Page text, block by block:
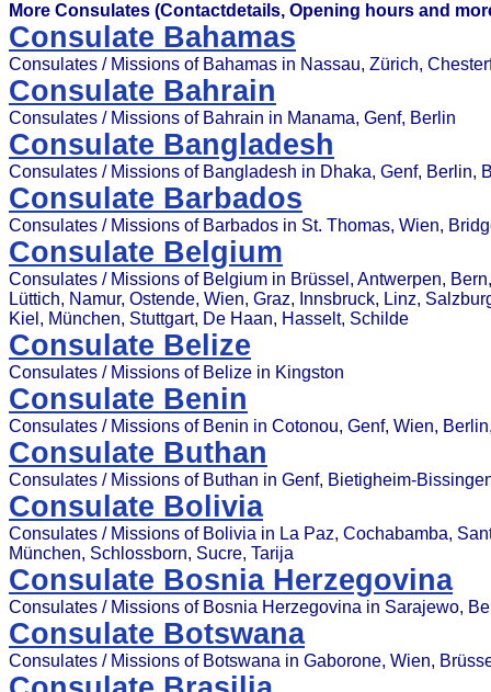
More Consulates (Contactdetails, Opening hours and
Consulate Bahamas
Consulates / Missions of Bahamas in Nassau, Zürich,
Consulate Bahrain
Consulates / Missions of Bahrain in Manama, Genf, Berlin
Consulate Bangladesh
Consulates / Missions of Bangladesh in Dhaka, Genf, Berlin,
Consulate Barbados
Consulates / Missions of Barbados in St. Thomas, Wien,
Consulate Belgium
Consulates / Missions of Belgium in Brüssel, Antwerpen,
Lüttich, Namur, Ostende, Wien, Graz, Innsbruck, Linz,
Kiel, München, Stuttgart, De Haan, Hasselt, Schilde
Consulate Belize
Consulates / Missions of Belize in Kingston
Consulate Benin
Consulates / Missions of Benin in Cotonou, Genf, Wien,
Consulate Buthan
Consulates / Missions of Buthan in Genf, Bietigheim-
Consulate Bolivia
Consulates / Missions of Bolivia in La Paz, Cochabamba,
München, Schlossborn, Sucre, Tarija
Consulate Bosnia Herzegovina
Consulates / Missions of Bosnia Herzegovina in Sarajewo,
Consulate Botswana
Consulates / Missions of Botswana in Gaborone, Wien,